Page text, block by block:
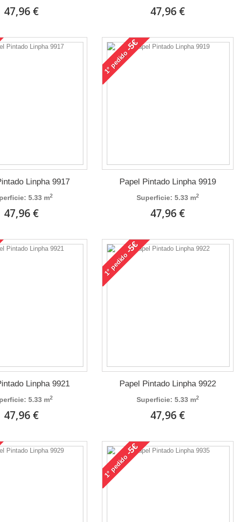
47,96 € 47,96 €
Linpha 9917
5.33 m2
47,96 €
1°
pedido
-5€
Papel Pintado Linpha 9919
Superficie: 5.33 m2
47,96 €
Linpha 9921
5.33 m2
47,96 €
1°
pedido
-5€
Papel Pintado Linpha 9922
Superficie: 5.33 m2
47,96 €
1°
pedido
-5€